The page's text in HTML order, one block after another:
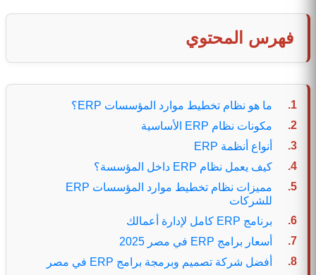
فهرس المحتوي
ما هو نظام تخطيط موارد المؤسسات ERP؟
مكونات نظام ERP الأساسية
أنواع أنظمة ERP
كيف يعمل نظام ERP داخل المؤسسة؟
مميزات نظام تخطيط موارد المؤسسات ERP
للشركات
برنامج ERP كامل لإدارة أعمالك
أسعار برامج ERP في مصر 2025
أفضل شركة تصميم وبرمجة برامج ERP في مصر